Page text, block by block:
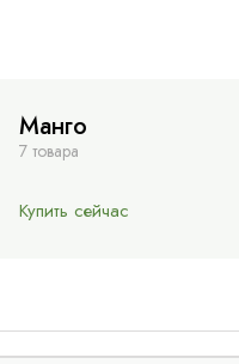
Манго
7 товара
Купить сейчас